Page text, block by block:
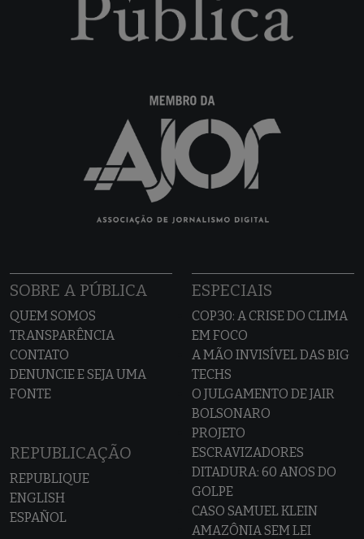
SOBRE A PÚBLICA
QUEM SOMOS
TRANSPARÊNCIA
CONTATO
DENUNCIE E SEJA UMA
FONTE
REPUBLICAÇÃO
REPUBLIQUE
ENGLISH
ESPAÑOL
ESPECIAIS
COP30: A CRISE DO CLIMA
EM FOCO
A MÃO INVISÍVEL DAS BIG
TECHS
O JULGAMENTO DE JAIR
BOLSONARO
PROJETO
ESCRAVIZADORES
DITADURA: 60 ANOS DO
GOLPE
CASO SAMUEL KLEIN
AMAZÔNIA SEM LEI